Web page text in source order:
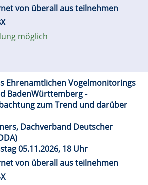
von überall aus teilnehmen
möglich
Ehrenamtlichen Vogelmonitorings
BadenWürttemberg -
zum Trend und darüber
Dachverband Deutscher
05.11.2026, 18 Uhr
von überall aus teilnehmen